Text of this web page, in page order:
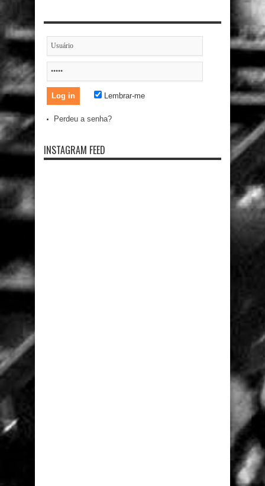
Lembrar-me
Perdeu a senha?
INSTAGRAM FEED